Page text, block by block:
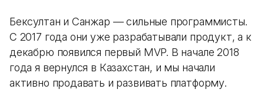
Бексултан и Санжар — сильные программисты.
С 2017 года они уже разрабатывали продукт, а к
декабрю появился первый MVP. В начале 2018
года я вернулся в Казахстан, и мы начали
активно продавать и развивать платформу.